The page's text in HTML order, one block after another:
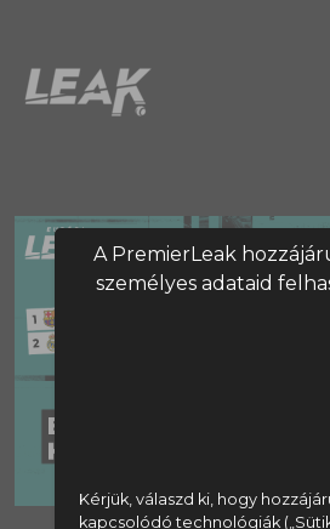
A PremierLeak
személyes adataid
Kérjük, válaszd ki, hogy
kapcsolódó technológiák